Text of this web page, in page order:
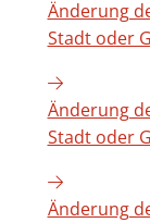
Änderung
Stadt oder
Änderung
Stadt oder
Änderung